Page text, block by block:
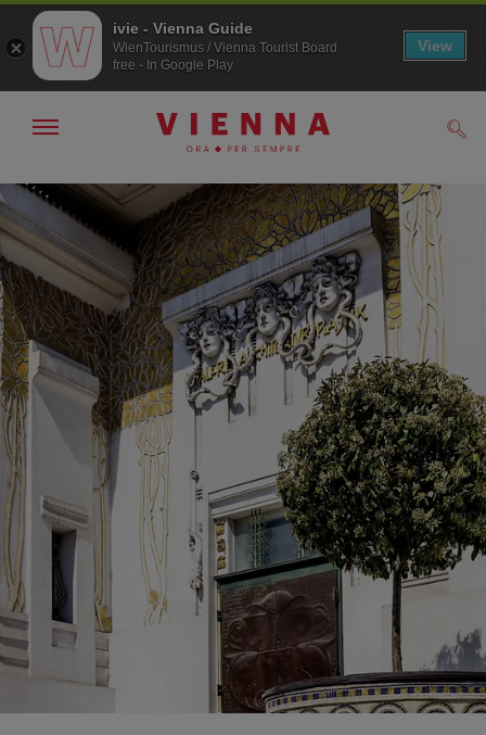
Alla
navigazione
Al
contenuto
Mostra/nascondi
ivie - Vienna Guide
WienTourismus / Vienna Tourist Board
free - In Google Play
View